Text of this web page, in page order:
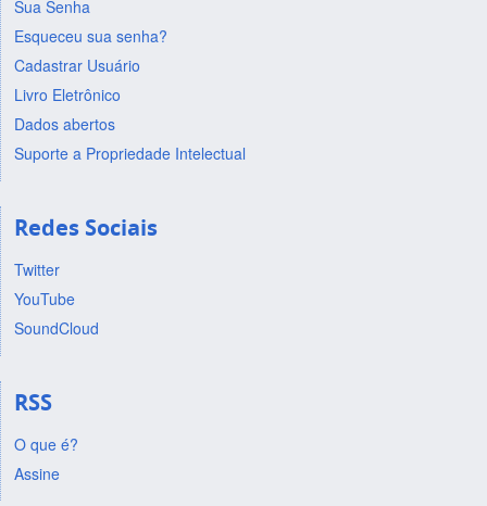
Sua Senha
Esqueceu sua senha?
Cadastrar Usuário
Livro Eletrônico
Dados abertos
Suporte a Propriedade Intelectual
Redes Sociais
Twitter
YouTube
SoundCloud
RSS
O que é?
Assine